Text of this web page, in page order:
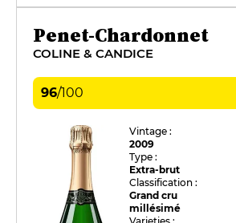
Penet-Chardonnet
COLINE & CANDICE
96/100
Vintage :
2009
Type :
Extra-brut
Classification :
Grand cru
millésimé